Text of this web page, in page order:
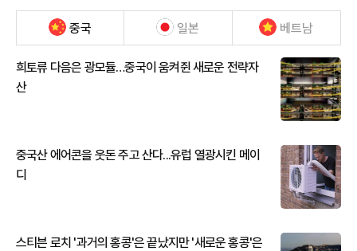
중국 일본 베트남
희토류 다음은 광모듈…중국이 움켜쥔 새로운 전략자
산
중국산 에어콘을 웃돈 주고 산다...유럽 열광시킨 메이
디
스티븐 로치 '과거의 홍콩'은 끝났지만 '새로운 홍콩'은